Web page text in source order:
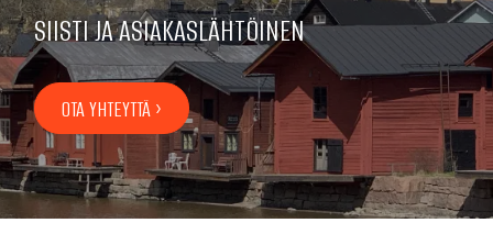
SIISTI JA ASIAKASLÄHTÖINEN
OTA YHTEYTTÄ ›